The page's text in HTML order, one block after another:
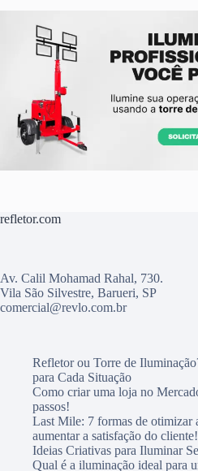
refletor.com
Av. Calil Mohamad Rahal, 730.
Vila São Silvestre, Barueri, SP
comercial@revlo.com.br
Refletor ou Torre de
para Cada Situação
Como criar uma loja no
passos!
Last Mile: 7 formas de otimizar
aumentar a satisfação do cliente!
Ideias Criativas para Iluminar
Qual é a iluminação ideal para